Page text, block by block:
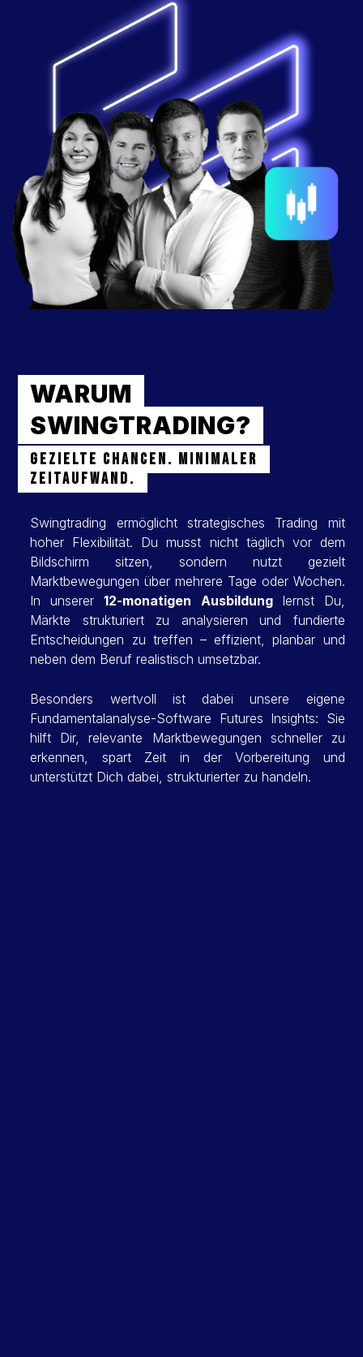
WARUM
SWINGTRADING?
Gezielte Chancen. Minimaler
Zeitaufwand.
Swingtrading ermöglicht strategisches Trading mit
hoher Flexibilität. Du musst nicht täglich vor dem
Bildschirm sitzen, sondern nutzt gezielt
Marktbewegungen über mehrere Tage oder Wochen.
In unserer12-monatigen Ausbildunglernst Du,
Märkte strukturiert zu analysieren und fundierte
Entscheidungen zu treffen – effizient, planbar und
neben dem Beruf realistisch umsetzbar.
Besonders wertvoll ist dabei unsere eigene
Fundamentalanalyse-Software Futures Insights: Sie
hilft Dir, relevante Marktbewegungen schneller zu
erkennen, spart Zeit in der Vorbereitung und
unterstützt Dich dabei, strukturierter zu handeln.